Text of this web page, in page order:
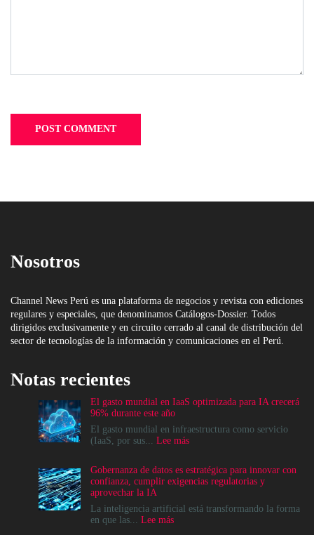
Nosotros
Channel News Perú es una plataforma de negocios y revista con ediciones
regulares y especiales, que denominamos Catálogos-Dossier. Todos
dirigidos exclusivamente y en circuito cerrado al canal de distribución del
sector de tecnologías de la información y comunicaciones en el Perú.
Notas recientes
El gasto mundial en IaaS optimizada para IA crecerá
96% durante este año
El gasto mundial en infraestructura como servicio
(IaaS, por sus... Lee más:
mundial
en
optimizada
Gobernanza de datos es estratégica para innovar con
confianza, cumplir exigencias regulatorias y
aprovechar la IA
La inteligencia artificial está transformando la forma
en que las... Lee más: